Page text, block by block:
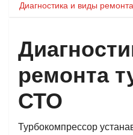
Диагностика и виды
ремонта
СТО
Турбокомпрессор